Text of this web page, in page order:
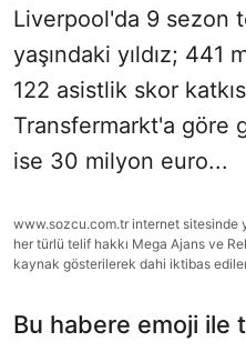
Liverpool'da 9 sezon
yaşındaki yıldız; 441
122 asistlik skor
Transfermarkt'a göre
ise 30 milyon euro...
www.sozcu.com.tr internet sitesinde
her türlü telif hakkı Mega Ajans ve
kaynak gösterilerek dahi iktibas
Bu habere emoji ile